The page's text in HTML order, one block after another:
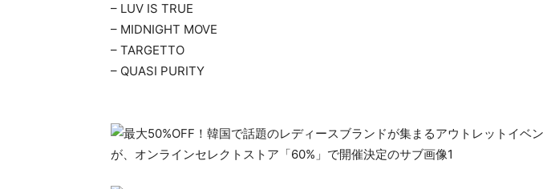
– LUV IS TRUE
– MIDNIGHT MOVE
– TARGETTO
– QUASI PURITY